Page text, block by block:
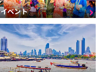
イベント